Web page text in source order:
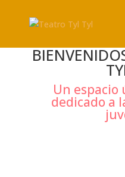
Un espacio
dedicado a